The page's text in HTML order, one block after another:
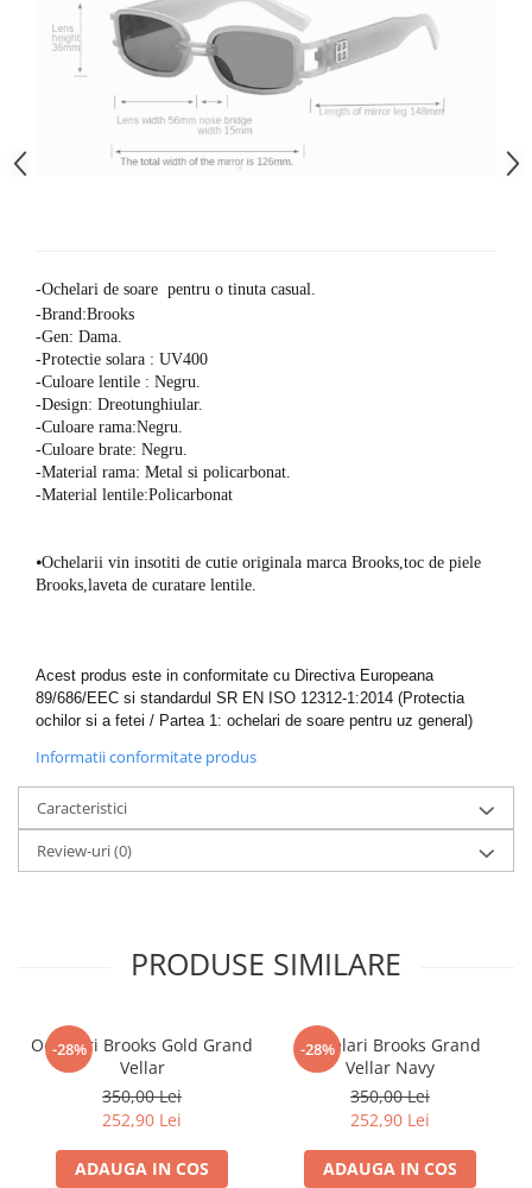
-Ochelari de soare pentru o tinuta casual.
-Brand:Brooks
-Gen: Dama.
-Protectie solara : UV400
-Culoare lentile : Negru.
-Design: Dreotunghiular.
-Culoare rama:Negru.
-Culoare brate: Negru.
-Material rama: Metal si policarbonat.
-Material lentile:Policarbonat
⦁Ochelarii vin insotiti de cutie originala marca Brooks,toc de piele
Brooks,laveta de curatare lentile.
Acest produs este in conformitate cu Directiva Europeana
89/686/EEC si standardul SR EN ISO 12312-1:2014 (Protectia
ochilor si a fetei / Partea 1: ochelari de soare pentru uz general)
Informatii conformitate produs
Caracteristici
Review-uri(0)
PRODUSE SIMILARE
-28%
Ochelari Brooks Gold Grand
Vellar
350,00 Lei
252,90 Lei
ADAUGA IN COS
-28%
Ochelari Brooks Grand
Vellar Navy
350,00 Lei
252,90 Lei
ADAUGA IN COS